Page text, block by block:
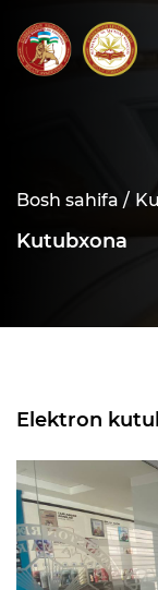
Bosh sahifa /
Kutubxona
Elektron